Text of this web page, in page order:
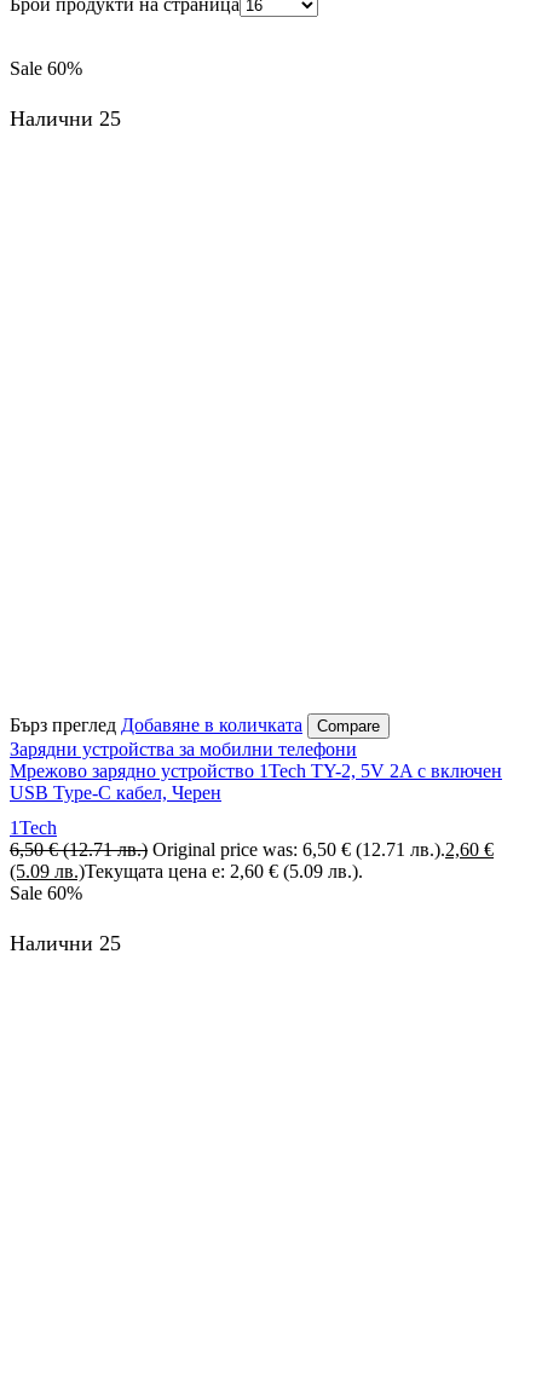
Sale 60%
Налични 25
Бърз преглед Добавяне в количката Compare
Зарядни устройства за мобилни телефони
Мрежово зарядно устройство 1Tech TY-2, 5V 2A с включен
USB Type-C кабел, Черен
1Tech
6,50€ (12.71 лв.) Original price was: 6,50 € (12.71 лв.).2,60 €
(5.09 лв.)Текущата цена е: 2,60 € (5.09 лв.).
Sale 60%
Налични 25